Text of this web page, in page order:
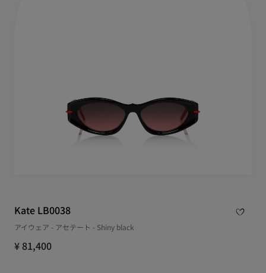
Kate LB0038
アイウェア - アセテート - Shiny black
¥ 81,400